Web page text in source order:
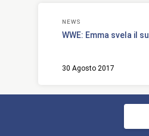
NEWS
WWE: Emma svela il
30 Agosto 2017